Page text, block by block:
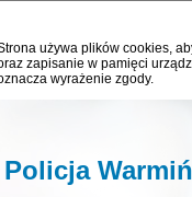
używa plików cookies,
zapisanie w pamięci
wyrażenie zgody.
Policja